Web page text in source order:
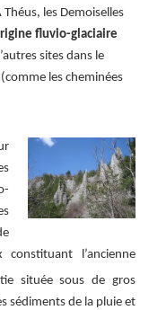
les Demoiselles
fluvio-glaciaire
sites dans le
les cheminées
l’ancienne
située sous de gros
sédiments de la pluie et